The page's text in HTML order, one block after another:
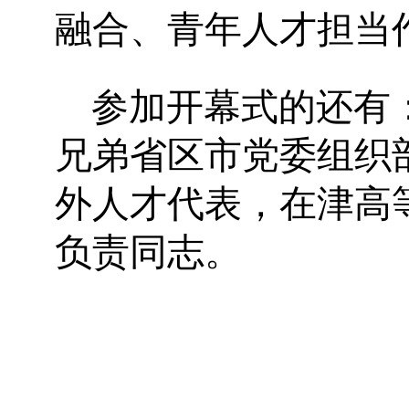
融合、青年人才担当
参加开幕式的还有
兄弟省区市党委组
外人才代表，在津高
负责同志。